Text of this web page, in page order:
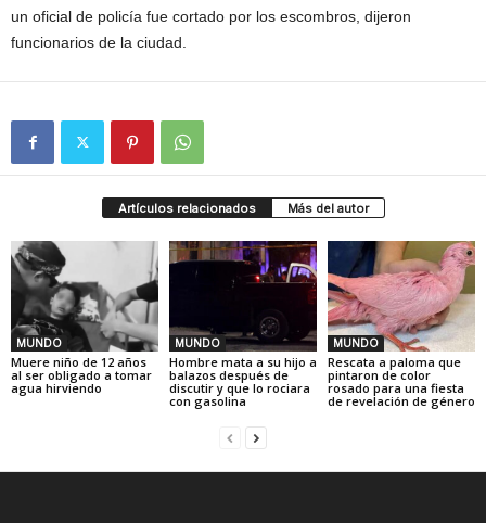
un oficial de policía fue cortado por los escombros, dijeron
funcionarios de la ciudad.
Artículos relacionados Más del autor
MUNDO
Muere niño de 12 años
al ser obligado a tomar
agua hirviendo
MUNDO
Hombre mata a su hijo a
balazos después de
discutir y que lo rociara
con gasolina
MUNDO
Rescata a paloma que
pintaron de color
rosado para una fiesta
de revelación de género